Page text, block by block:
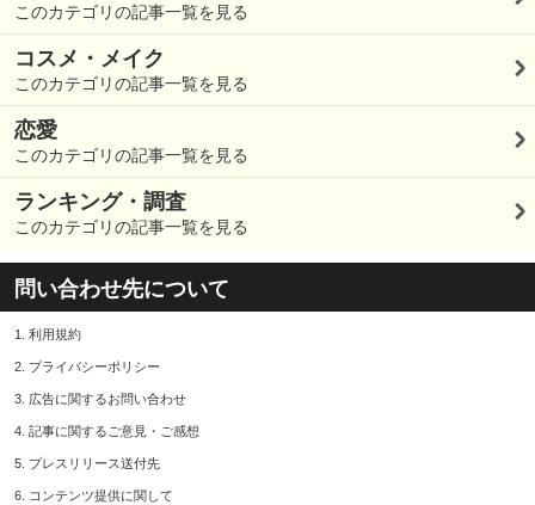
このカテゴリの記事一覧を見る
コスメ・メイク
このカテゴリの記事一覧を見る
恋愛
このカテゴリの記事一覧を見る
ランキング・調査
このカテゴリの記事一覧を見る
問い合わせ先について
1. 利用規約
2. プライバシーポリシー
3. 広告に関するお問い合わせ
4. 記事に関するご意見・ご感想
5. プレスリリース送付先
6. コンテンツ提供に関して